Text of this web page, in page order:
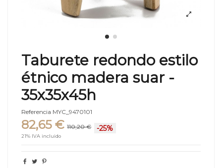
Taburete redondo estilo
étnico madera suar -
35x35x45h
Referencia MYC_9470101
82,65 € 110,20 € -25%
21% IVA incluido